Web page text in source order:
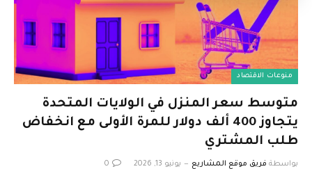
منوعات الاقتصاد
متوسط ​​سعر المنزل في الولايات المتحدة
يتجاوز 400 ألف دولار للمرة الأولى مع انخفاض
طلب المشتري
بواسطة فريق موقع المشاريع يونيو 13, 2026 0